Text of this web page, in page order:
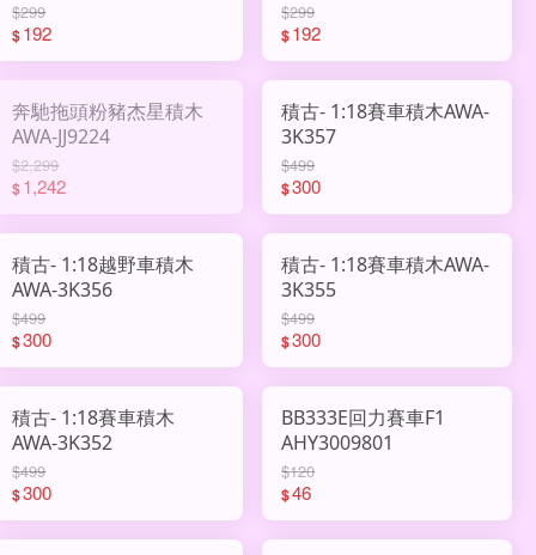
$299
$192
$299
$192
奔馳拖頭粉豬杰星積木
AWA-JJ9224
$2,299
$1,242
積古- 1:18賽車積木AWA-
3K357
$499
$300
積古- 1:18越野車積木
AWA-3K356
$499
$300
積古- 1:18賽車積木AWA-
3K355
$499
$300
積古- 1:18賽車積木
AWA-3K352
$499
$300
BB333E回力賽車F1
AHY3009801
$120
$46